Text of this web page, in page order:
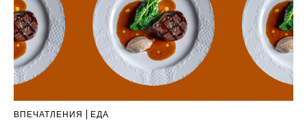
ВПЕЧАТЛЕНИЯ ЕДА